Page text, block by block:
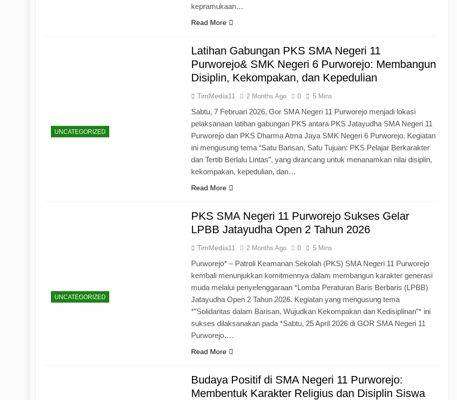
kepramukaan…
Read More
UNCATEGORIZED
Latihan Gabungan PKS SMA Negeri 11
Purworejo& SMK Negeri 6 Purworejo: Membangun
Disiplin, Kekompakan, dan Kepedulian
TimMedia11 2 Months Ago 0 5 Mins
Sabtu, 7 Februari 2026, Gor SMA Negeri 11 Purworejo menjadi lokasi
pelaksanaan latihan gabungan PKS antara PKS Jatayudha SMA Negeri 11
Purworejo dan PKS Dharma Atma Jaya SMK Negeri 6 Purworejo. Kegiatan
ini mengusung tema “Satu Barisan, Satu Tujuan: PKS Pelajar Berkarakter
dan Tertib Berlalu Lintas”, yang dirancang untuk menanamkan nilai disiplin,
kekompakan, kepedulian, dan…
Read More
UNCATEGORIZED
PKS SMA Negeri 11 Purworejo Sukses Gelar
LPBB Jatayudha Open 2 Tahun 2026
TimMedia11 2 Months Ago 0 5 Mins
Purworejo* – Patroli Keamanan Sekolah (PKS) SMA Negeri 11 Purworejo
kembali menunjukkan komitmennya dalam membangun karakter generasi
muda melalui penyelenggaraan *Lomba Peraturan Baris Berbaris (LPBB)
Jatayudha Open 2 Tahun 2026. Kegiatan yang mengusung tema
*”Solidaritas dalam Barisan, Wujudkan Kekompakan dan Kedisiplinan”* ini
sukses dilaksanakan pada *Sabtu, 25 April 2026 di GOR SMA Negeri 11
Purworejo….
Read More
Budaya Positif di SMA Negeri 11 Purworejo:
Membentuk Karakter Religius dan Disiplin Siswa